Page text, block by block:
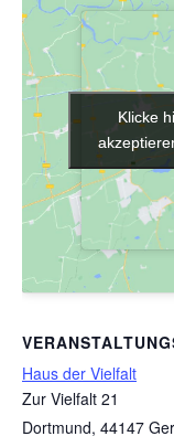
Haus der Vielfalt
Zur Vielfalt 21
Dortmund, 44147
Klicke
Klicke